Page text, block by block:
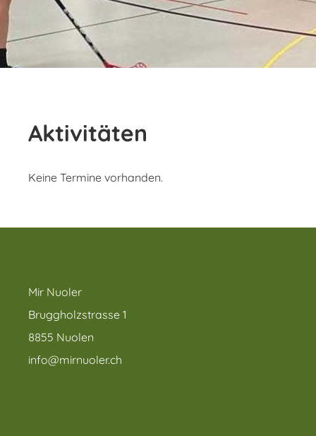
Aktivitäten
Keine Termine vorhanden.
Mir Nuoler
Bruggholzstrasse 1
8855 Nuolen
info@mirnuoler.ch